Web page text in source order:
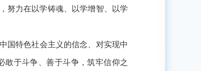
努力在以学铸魂、以学增智、以学
国特色社会主义的信念、对实现中
敢于斗争、善于斗争，筑牢信仰之